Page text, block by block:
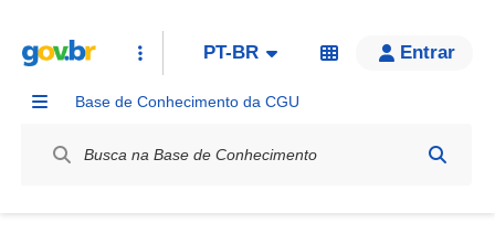
PT-BR Entrar
Base de Conhecimento da CGU